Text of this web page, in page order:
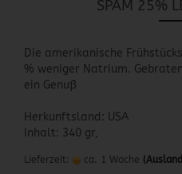
SPAM 25%
Die amerikanische
% weniger Natrium.
ein Genuß
Herkunftsland: USA
Inhalt: 340 gr,
Lieferzeit: ca. 1 Woche